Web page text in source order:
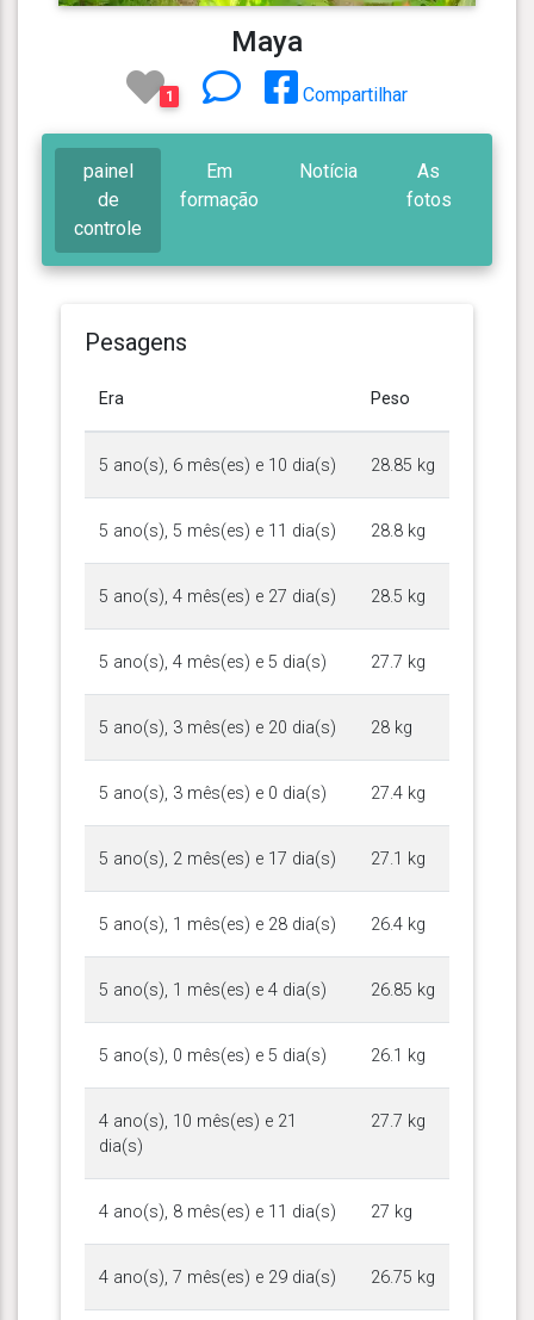
Maya
1 Compartilhar
painel
de
controle
Em
formação
Notícia
As
fotos
Pesagens
Era Peso
5 ano(s), 6 mês(es) e 10 dia(s) 28.85 kg
5 ano(s), 5 mês(es) e 11 dia(s) 28.8 kg
5 ano(s), 4 mês(es) e 27 dia(s) 28.5 kg
5 ano(s), 4 mês(es) e 5 dia(s) 27.7 kg
5 ano(s), 3 mês(es) e 20 dia(s) 28 kg
5 ano(s), 3 mês(es) e 0 dia(s) 27.4 kg
5 ano(s), 2 mês(es) e 17 dia(s) 27.1 kg
5 ano(s), 1 mês(es) e 28 dia(s) 26.4 kg
5 ano(s), 1 mês(es) e 4 dia(s) 26.85 kg
5 ano(s), 0 mês(es) e 5 dia(s) 26.1 kg
4 ano(s), 10 mês(es) e 21
dia(s)
27.7 kg
4 ano(s), 8 mês(es) e 11 dia(s) 27 kg
4 ano(s), 7 mês(es) e 29 dia(s) 26.75 kg